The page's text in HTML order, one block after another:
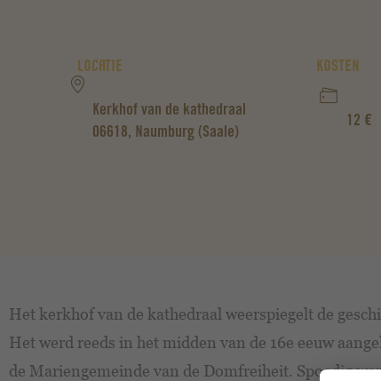
LOCATIE
Kerkhof van de kathedraal
06618, Naumburg (Saale)
KOSTEN
12 €
Het kerkhof van de kathedraal weerspiegelt de
Het werd reeds in het midden van de 16e eeuw
de Mariengemeinde van de Domfreiheit. Spoedig